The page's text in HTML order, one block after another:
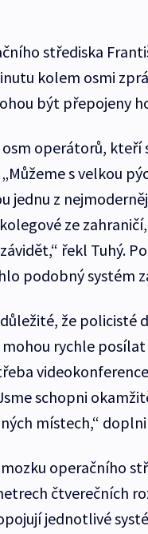
střediska
kolem osmi
být přepojeny
osm operátorů,
s velkou
jednu z
ze
řekl Tuhý.
podobný systém
že
mohou rychle
schopni
místech,“
operačního
čtverečních
jednotlivé